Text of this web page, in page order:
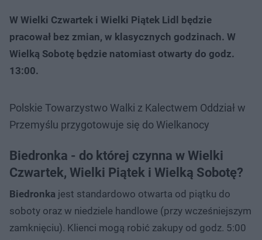
W Wielki Czwartek i Wielki Piątek Lidl będzie
pracował bez zmian, w klasycznych godzinach. W
Wielką Sobotę będzie natomiast otwarty do godz.
13:00.
Polskie Towarzystwo Walki z Kalectwem Oddział w
Przemyślu przygotowuje się do Wielkanocy
Biedronka - do której czynna w Wielki
Czwartek, Wielki Piątek i Wielką Sobotę?
Biedronka jest standardowo otwarta od piątku do
soboty oraz w niedziele handlowe (przy wcześniejszym
zamknięciu). Klienci mogą robić zakupy od godz. 5:00